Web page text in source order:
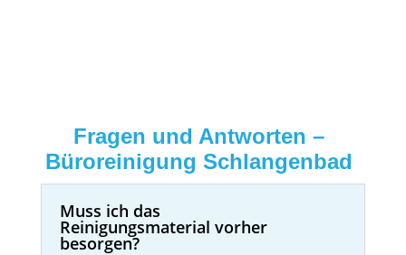
Fragen und Antworten –
Büroreinigung Schlangenbad
Muss ich das
Reinigungsmaterial vorher
besorgen?